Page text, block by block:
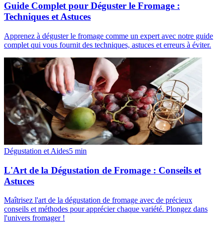
Guide Complet pour Déguster le Fromage :
Techniques et Astuces
Apprenez à déguster le fromage comme un expert avec notre guide
complet qui vous fournit des techniques, astuces et erreurs à éviter.
Dégustation et Aides5 min
L'Art de la Dégustation de Fromage : Conseils et
Astuces
Maîtrisez l'art de la dégustation de fromage avec de précieux
conseils et méthodes pour apprécier chaque variété. Plongez dans
l'univers fromager !